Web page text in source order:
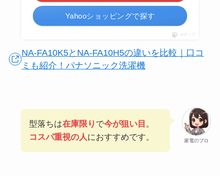
Yahooショッピングで探す
ポチップ
NA-FA10K5とNA-FA10H5の違いを比較｜口コ
ミも紹介！パナソニック洗濯機
家電のプロ
型落ちは在庫限り で今が狙い目 。
コスパ重視の人におすすめです。